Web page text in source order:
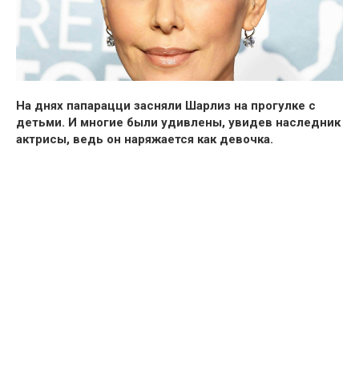
На днях папарацци засняли Шарлиз на прогулке с
детьми. И многие были удивлены, увидев наследник
актрисы, ведь он наряжается как девочка.